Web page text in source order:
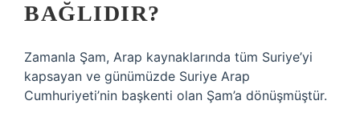
BAĞLIDIR?
Zamanla Şam, Arap kaynaklarında tüm Suriye’yi
kapsayan ve günümüzde Suriye Arap
Cumhuriyeti’nin başkenti olan Şam’a dönüşmüştür.